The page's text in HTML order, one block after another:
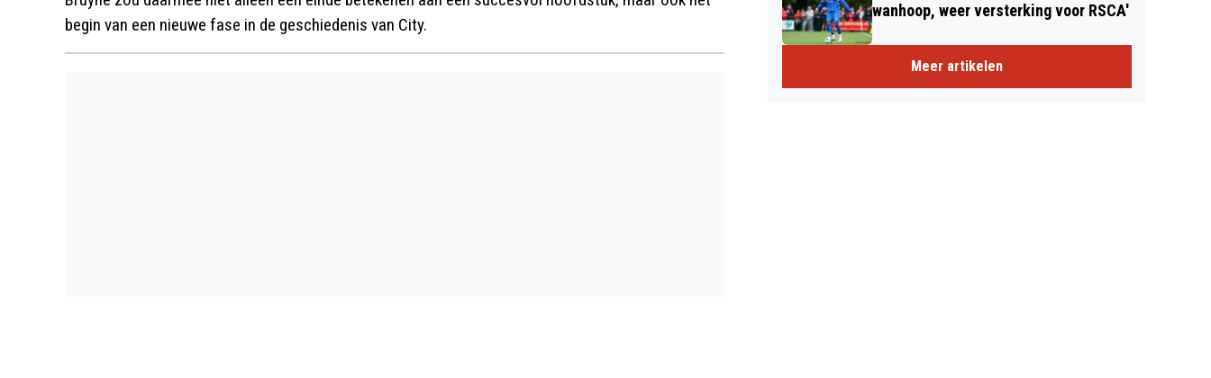
begin van een nieuwe fase in de geschiedenis van City.
wanhoop, weer versterking voor RSCA'
Meer artikelen